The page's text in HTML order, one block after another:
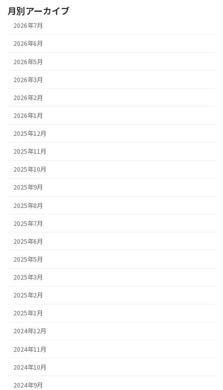
月別アーカイブ
2026年7月
2026年6月
2026年5月
2026年3月
2026年2月
2026年1月
2025年12月
2025年11月
2025年10月
2025年9月
2025年8月
2025年7月
2025年6月
2025年5月
2025年3月
2025年2月
2025年1月
2024年12月
2024年11月
2024年10月
2024年9月